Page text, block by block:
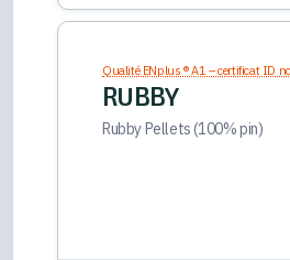
Qualité ENplus ® A1 – certificat ID
RUBBY
Rubby Pellets (100% pin)